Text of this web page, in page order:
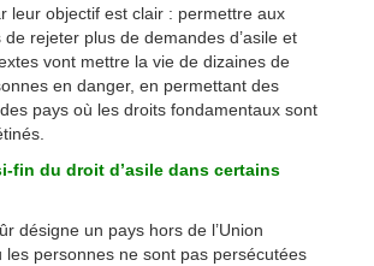
leur objectif est clair : permettre aux
rejeter plus de demandes d’asile et
vont mettre la vie de dizaines de
en danger, en permettant des
pays où les droits fondamentaux sont
fin du droit d’asile dans certains
désigne un pays hors de l’Union
les personnes ne sont pas persécutées